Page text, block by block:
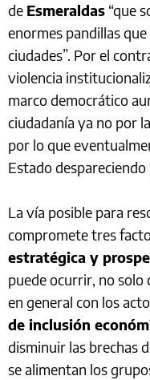
de Esmeraldas “que
enormes pandillas
ciudades”. Por el
violencia
marco democrático
ciudadanía ya no por
por lo que
Estado
La vía posible para
compromete tres
estratégica y
puede ocurrir, no solo
en general con los
de inclusión
disminuir las brechas
se alimentan los